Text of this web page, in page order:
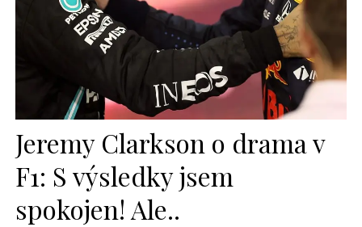
Jeremy Clarkson o drama v
F1: S výsledky jsem
spokojen! Ale..